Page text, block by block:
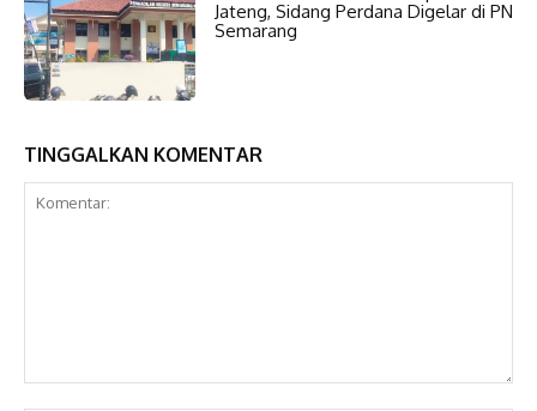
Jateng, Sidang Perdana Digelar di PN
Semarang
TINGGALKAN KOMENTAR